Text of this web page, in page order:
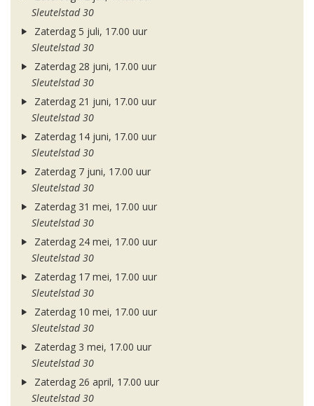
Sleutelstad 30
Zaterdag 5 juli, 17.00 uur
Sleutelstad 30
Zaterdag 28 juni, 17.00 uur
Sleutelstad 30
Zaterdag 21 juni, 17.00 uur
Sleutelstad 30
Zaterdag 14 juni, 17.00 uur
Sleutelstad 30
Zaterdag 7 juni, 17.00 uur
Sleutelstad 30
Zaterdag 31 mei, 17.00 uur
Sleutelstad 30
Zaterdag 24 mei, 17.00 uur
Sleutelstad 30
Zaterdag 17 mei, 17.00 uur
Sleutelstad 30
Zaterdag 10 mei, 17.00 uur
Sleutelstad 30
Zaterdag 3 mei, 17.00 uur
Sleutelstad 30
Zaterdag 26 april, 17.00 uur
Sleutelstad 30